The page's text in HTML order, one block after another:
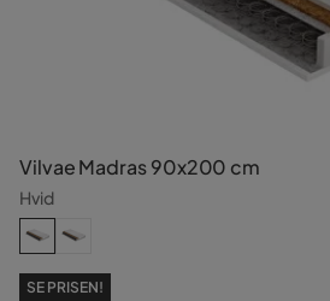
Vilvae Madras 90x200 cm
Hvid
SE PRISEN!